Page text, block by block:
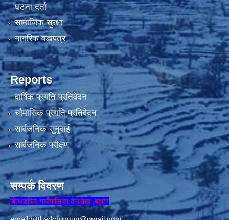
घटना दर्ता
सामाजिक सुरक्षा
नागरिक वडापत्र
Reports
वार्षिक प्रगति प्रतिवेदन
चौमासिक प्रगति प्रतिवेदन
सार्वजनिक सुनुवाई
सार्वजनिक परीक्षण
सम्पर्क विवरण
बित्थडचिर गाउँपालिका देउलेख ,बझांग